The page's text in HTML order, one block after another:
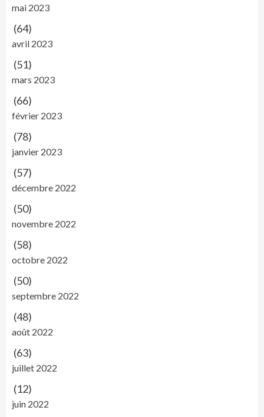
mai 2023
(64)
avril 2023
(51)
mars 2023
(66)
février 2023
(78)
janvier 2023
(57)
décembre 2022
(50)
novembre 2022
(58)
octobre 2022
(50)
septembre 2022
(48)
août 2022
(63)
juillet 2022
(12)
juin 2022